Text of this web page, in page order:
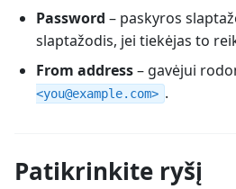
Password – paskyros
slaptažodis, jei tiekėjas to
From address– gavėjui
<you@example.com> .
Patikrinkite ryšį